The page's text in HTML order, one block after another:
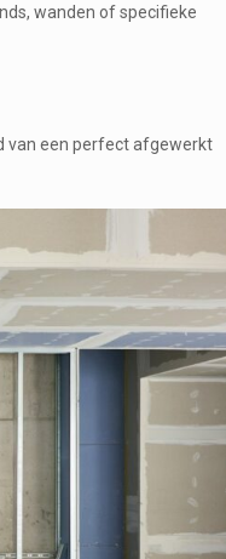
wanden of specifieke
van een perfect afgewerkt